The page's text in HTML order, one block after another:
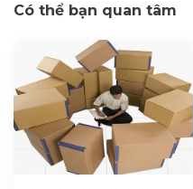
Có thể bạn quan tâm